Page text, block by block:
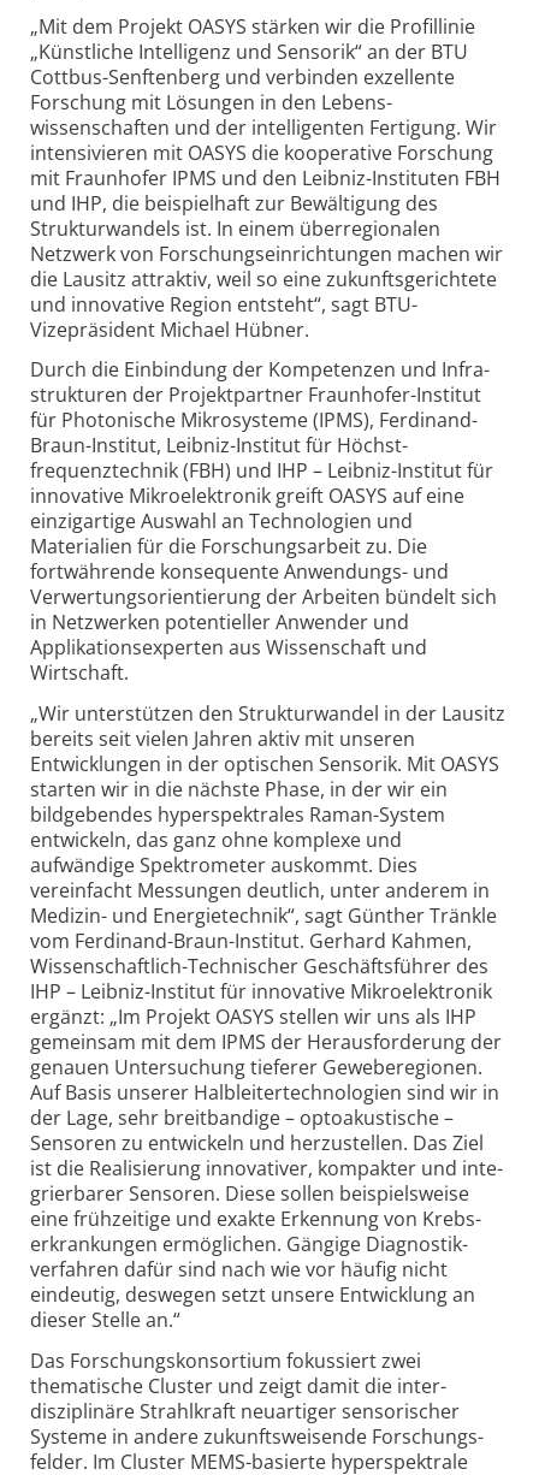
„Mit dem Projekt OASYS stärken wir die Profillinie
„Künstliche Intelligenz und Sensorik“ an der BTU
Cottbus-Senftenberg und verbinden exzellente
Forschung mit Lösungen in den Lebens­
wissenschaften und der intelligenten Fertigung. Wir
intensivieren mit OASYS die kooperative Forschung
mit Fraunhofer IPMS und den Leibniz-Instituten FBH
und IHP, die beispielhaft zur Bewältigung des
Strukturwandels ist. In einem überregionalen
Netzwerk von Forschungs­einrichtungen machen wir
die Lausitz attraktiv, weil so eine zukunfts­gerichtete
und innovative Region entsteht“, sagt BTU-
Vizepräsident Michael Hübner.
Durch die Einbindung der Kompetenzen und Infra­
strukturen der Projektpartner Fraunhofer-Institut
für Photonische Mikrosysteme (IPMS), Ferdinand-
Braun-Institut, Leibniz-Institut für Höchst­
frequenztechnik (FBH) und IHP – Leibniz-Institut für
innovative Mikro­elektronik greift OASYS auf eine
einzigartige Auswahl an Technologien und
Materialien für die Forschungsarbeit zu. Die
fortwährende konsequente Anwendungs- und
Verwertungs­orientierung der Arbeiten bündelt sich
in Netzwerken potentieller Anwender und
Applikations­experten aus Wissenschaft und
Wirtschaft.
„Wir unterstützen den Struktur­wandel in der Lausitz
bereits seit vielen Jahren aktiv mit unseren
Entwicklungen in der optischen Sensorik. Mit OASYS
starten wir in die nächste Phase, in der wir ein
bildgebendes hyper­spektrales Raman-System
entwickeln, das ganz ohne komplexe und
aufwändige Spektrometer auskommt. Dies
vereinfacht Messungen deutlich, unter anderem in
Medizin- und Energie­technik“, sagt Günther Tränkle
vom Ferdinand-Braun-Institut. Gerhard Kahmen,
Wissenschaftlich-Technischer Geschäftsführer des
IHP – Leibniz-Institut für innovative Mikro­elektronik
ergänzt: „Im Projekt OASYS stellen wir uns als IHP
gemeinsam mit dem IPMS der Herausforderung der
genauen Untersuchung tieferer Geweberegionen.
Auf Basis unserer Halbleiter­technologien sind wir in
der Lage, sehr breitbandige – optoakustische –
Sensoren zu entwickeln und herzustellen. Das Ziel
ist die Realisierung innovativer, kompakter und inte­
grierbarer Sensoren. Diese sollen beispiels­weise
eine frühzeitige und exakte Erkennung von Krebs­
erkrankungen ermöglichen. Gängige Diagnostik­
verfahren dafür sind nach wie vor häufig nicht
eindeutig, deswegen setzt unsere Entwicklung an
dieser Stelle an.“
Das Forschungs­konsortium fokussiert zwei
thematische Cluster und zeigt damit die inter­
disziplinäre Strahlkraft neuartiger sensorischer
Systeme in andere zukunfts­weisende Forschungs­
felder. Im Cluster MEMS-basierte hyper­spektrale